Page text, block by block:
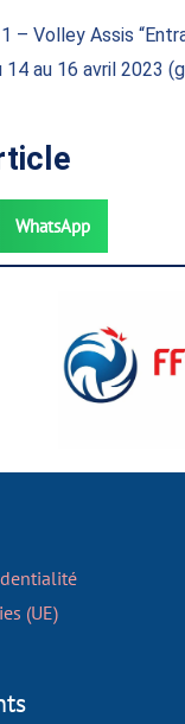
– Volley Assis
au 16 avril 2023
WhatsApp
(UE)